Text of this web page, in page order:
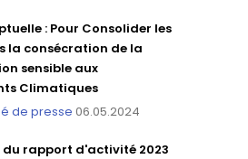
: Pour Consolider les
la consécration de la
sensible aux
Climatiques
de presse 06.05.2024
rapport d'activité 2023